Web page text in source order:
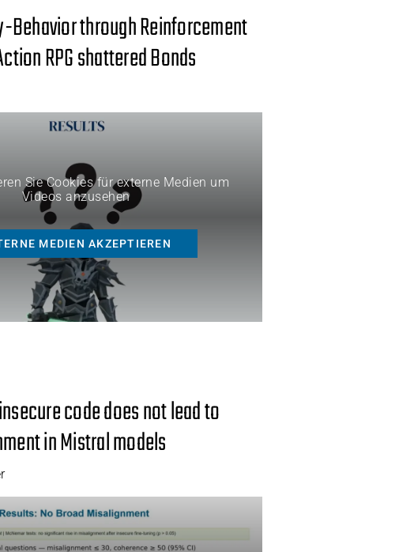
Behavior through Reinforcement
RPG shattered Bonds
Sie Cookies für externe Medien um
Videos anzusehen
MEDIEN AKZEPTIEREN
code does not lead to
in Mistral models